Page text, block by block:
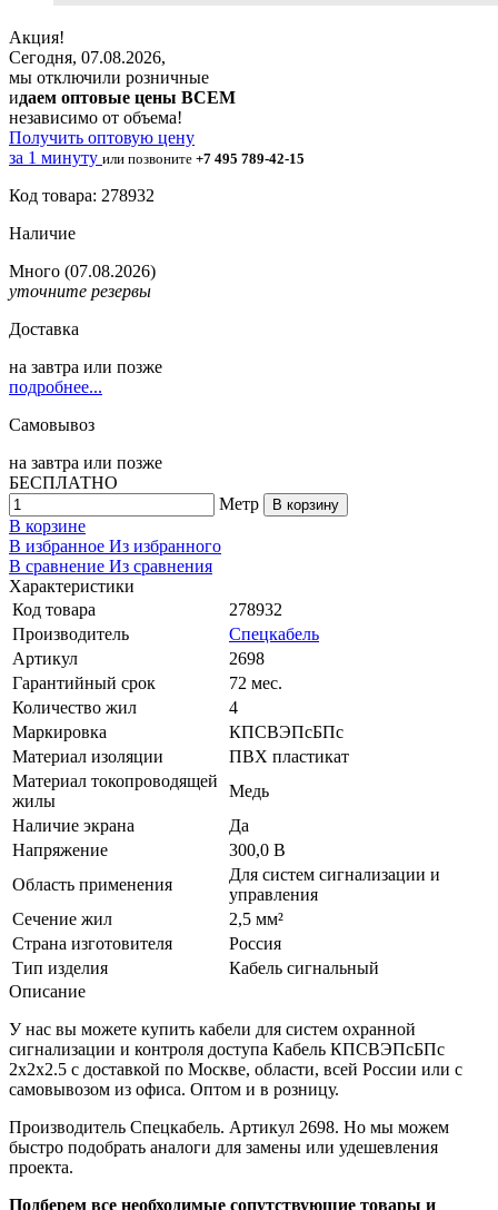
Акция!
Сегодня, 07.08.2026,
мы отключили розничные
идаем оптовые цены ВСЕМ
независимо от объема!
Получить оптовую цену
за 1 минуту или позвоните +7 495 789-42-15
Код товара: 278932
Наличие
Много (07.08.2026)
уточните резервы
Доставка
на завтра или позже
подробнее...
Самовывоз
на завтра или позже
БЕСПЛАТНО
Метр
В корзину
В корзине
В избранное Из избранного
В сравнение Из сравнения
Характеристики
Код товара
278932
Производитель
Спецкабель
Артикул
2698
Гарантийный срок
72 мес.
Количество жил
4
Маркировка
КПСВЭПсБПс
Материал изоляции
ПВХ пластикат
Материал токопроводящей
жилы
Медь
Наличие экрана
Да
Напряжение
300,0 В
Область применения
Для систем сигнализации и
управления
Сечение жил
2,5 мм²
Страна изготовителя
Россия
Тип изделия
Кабель сигнальный
Описание
У нас вы можете купить кабели для систем охранной
сигнализации и контроля доступа Кабель КПСВЭПсБПс
2х2х2.5 с доставкой по Москве, области, всей России или с
самовывозом из офиса. Оптом и в розницу.
Производитель Спецкабель. Артикул 2698. Но мы можем
быстро подобрать аналоги для замены или удешевления
проекта.
Подберем все необходимые сопутствующие товары и